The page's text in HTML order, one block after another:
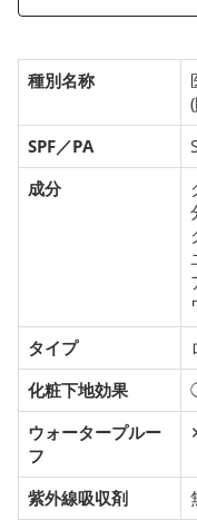
種別名称
SPF／PA
成分
タイプ
化粧下地効果
ウォータープルー
フ
紫外線吸収剤